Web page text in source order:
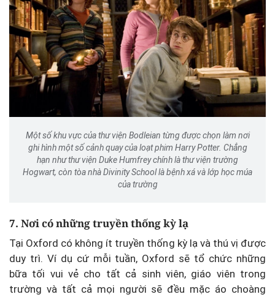
Một số khu vực của thư viện Bodleian từng được chọn làm nơi
ghi hình một số cảnh quay của loạt phim Harry Potter. Chẳng
hạn như thư viện Duke Humfrey chính là thư viện trường
Hogwart, còn tòa nhà Divinity School là bệnh xá và lớp học múa
của trường
7. Nơi có những truyền thống kỳ lạ
Tại Oxford có không ít truyền thống kỳ lạ và thú vị được
duy trì. Ví dụ cứ mỗi tuần, Oxford sẽ tổ chức những
bữa tối vui vẻ cho tất cả sinh viên, giáo viên trong
trường và tất cả mọi người sẽ đều mặc áo choàng